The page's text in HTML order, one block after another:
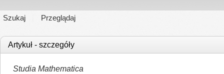
Szukaj Przeglądaj
Artykuł - szczegóły
Studia Mathematica